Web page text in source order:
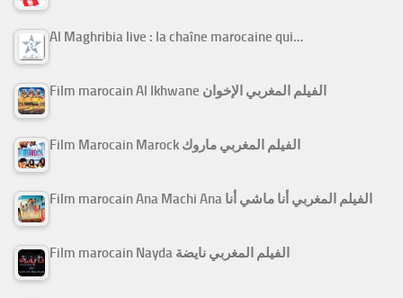
Al Maghribia live : la chaîne marocaine qui…
Film marocain Al Ikhwane الفيلم المغربي الإخوان
Film Marocain Marock الفيلم المغربي ماروك
Film marocain Ana Machi Ana الفيلم المغربي أنا ماشي أنا
Film marocain Nayda الفيلم المغربي نايضة